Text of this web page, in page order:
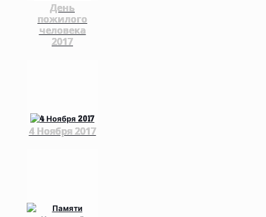
День
пожилого
человека
2017
4 Ноября 2017